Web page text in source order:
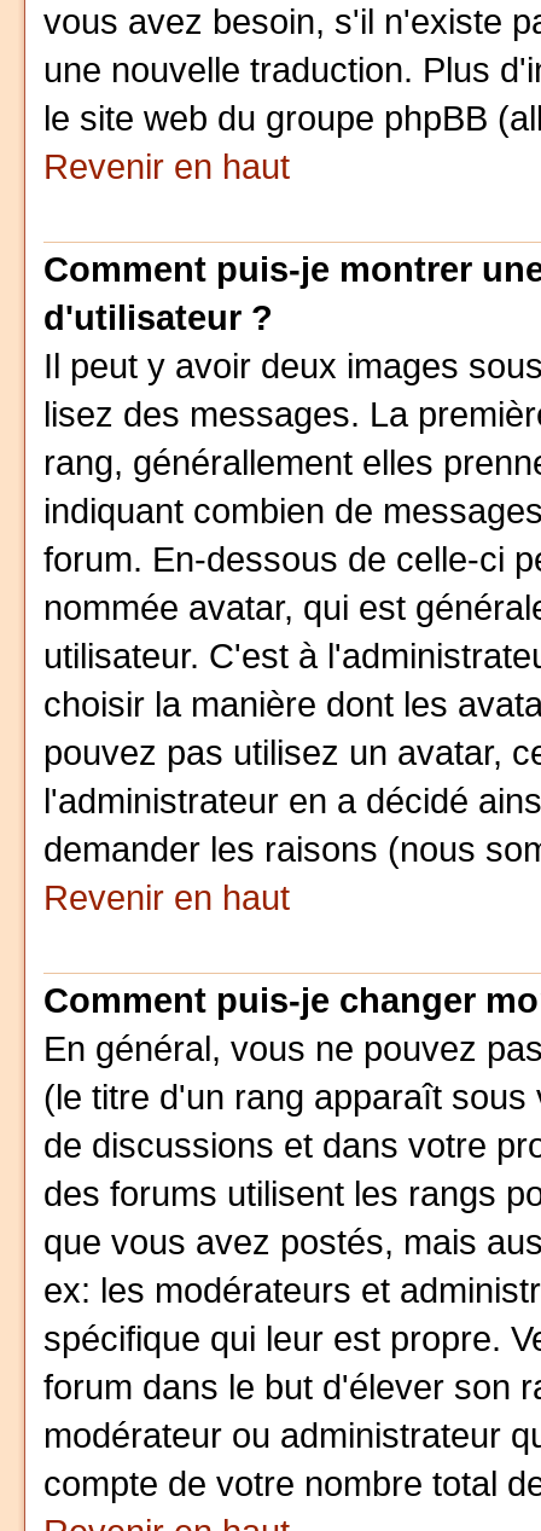
vous avez besoin, s'il n'existe
une nouvelle traduction. Plus
le site web du groupe phpBB
Revenir en haut
Comment puis-je montrer
d'utilisateur ?
Il peut y avoir deux images
lisez des messages. La
rang, générallement elles
indiquant combien de
forum. En-dessous de celle-ci
nommée avatar, qui est
utilisateur. C'est à
choisir la manière dont les
pouvez pas utilisez un avatar,
l'administrateur en a décidé
demander les raisons (nous
Revenir en haut
Comment puis-je changer
En général, vous ne pouvez
(le titre d'un rang apparaît
de discussions et dans votre
des forums utilisent les rangs
que vous avez postés, mais
ex: les modérateurs et
spécifique qui leur est propre.
forum dans le but d'élever son
modérateur ou administrateur
compte de votre nombre total